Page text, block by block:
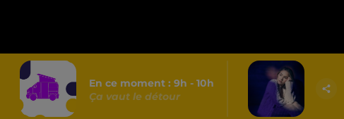
En ce moment : 9h - 10h
Ça vaut le détour